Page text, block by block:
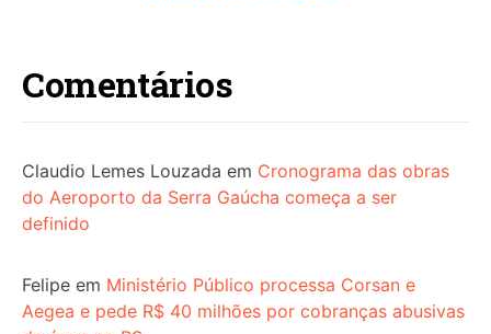
Comentários
Claudio Lemes Louzada em Cronograma das obras
do Aeroporto da Serra Gaúcha começa a ser
definido
Felipe em Ministério Público processa Corsan e
Aegea e pede R$ 40 milhões por cobranças abusivas